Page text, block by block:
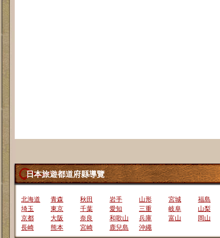
日本旅遊都道府縣導覽
北海道 青森 秋田 岩手 山形 宮城
福島
埼玉
東京 千葉 愛知 三重 岐阜
山梨
京都
大阪 奈良 和歌山 兵庫 富山
岡山
長崎
熊本 宮崎 鹿兒島 沖繩